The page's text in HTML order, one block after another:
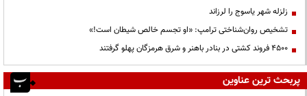
زلزله شهر یاسوج را لرزاند
تشخیص روان‌شناختی ترامپ: «او تجسم خالص شیطان است!»
۴۵۰۰ فروند کشتی در بنادر باهنر و شرق هرمزگان پهلو گرفتند
پربحث ترین عناوین